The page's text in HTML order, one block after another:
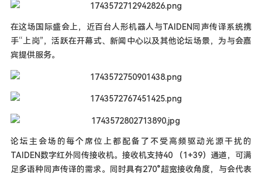
在这场国际盛会上，近百台人形机器人与TAIDEN同声传译系统携
手“上岗”，活跃在开幕式、新闻中心以及其他论坛场景，为与会嘉
宾提供服务。
论坛主会场的每个席位上都配备了不受高频驱动光源干扰的
TAIDEN数字红外同传接收机。接收机支持40 （1+39）通道，可满
足多语种同声传译的需求。同时具有270°超宽接收角度，与会代表